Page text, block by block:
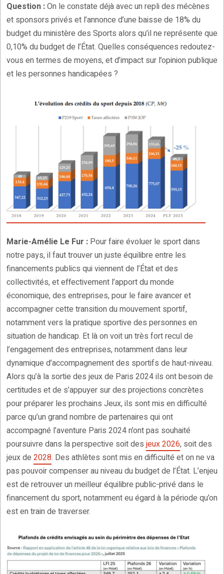
Question :On le constate déjà avec un repli des mécènes
et sponsors privés et l’annonce d’une baisse de 18% du
budget du ministère des Sports alors qu’il ne représente que
0,10% du budget de l’État. Quelles conséquences redoutez-
vous en termes de moyens, et d’impact sur l’opinion publique
et les personnes handicapées ?
Marie-Amélie Le Fur : Pour faire évoluer le sport dans
notre pays, il faut trouver un juste équilibre entre les
financements publics qui viennent de l’État et des
collectivités, et effectivement l’apport du monde
économique, des entreprises, pour le faire avancer et
accompagner cette transition du mouvement sportif,
notamment vers la pratique sportive des personnes en
situation de handicap. Et là on voit un très fort recul de
l’engagement des entreprises, notamment dans leur
dynamique d’accompagnement des sportifs de haut-niveau.
Alors qu’à la sortie des jeux de Paris 2024 ils ont besoin de
certitudes et de s’appuyer sur des projections concrètes
pour préparer les prochains Jeux, ils sont mis en difficulté
parce qu’un grand nombre de partenaires qui ont
accompagné l’aventure Paris 2024 n’ont pas souhaité
poursuivre dans la perspective soit desjeux 2026, soit des
jeux de 2028. Des athlètes sont mis en difficulté et on ne va
pas pouvoir compenser au niveau du budget de l’État. L’enjeu
est de retrouver un meilleur équilibre public-privé dans le
financement du sport, notamment eu égard à la période qu’on
est en train de traverser.